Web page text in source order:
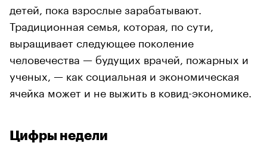
детей, пока взрослые зарабатывают.
Традиционная семья, которая, по сути,
выращивает следующее поколение
человечества — будущих врачей, пожарных и
ученых, — как социальная и экономическая
ячейка может и не выжить в ковид-экономике.
Цифры недели